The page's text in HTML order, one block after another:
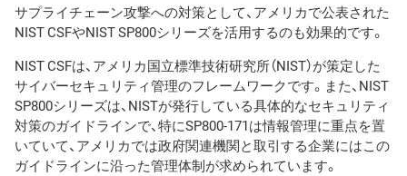
サプライチェーン攻撃への対策として、アメリカで公表された
NIST CSFやNIST SP800シリーズを活用するのも効果的です。
NIST CSFは、アメリカ国立標準技術研究所（NIST）が策定した
サイバーセキュリティ管理のフレームワークです。また、NIST
SP800シリーズは、NISTが発行している具体的なセキュリティ
対策のガイドラインで、特にSP800-171は情報管理に重点を置
いていて、アメリカでは政府関連機関と取引する企業にはこの
ガイドラインに沿った管理体制が求められています。